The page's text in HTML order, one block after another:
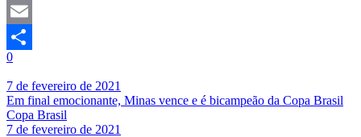
Mastodon
Email
Share
0
7 de fevereiro de 2021
Em final emocionante, Minas vence e é bicampeão da Copa Brasil
Copa Brasil
7 de fevereiro de 2021